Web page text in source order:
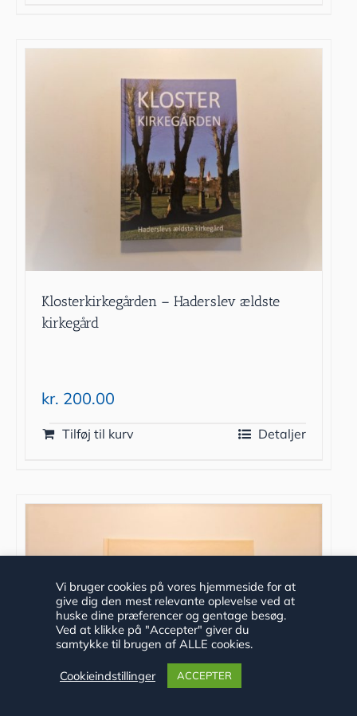
Klosterkirkegården – Haderslev ældste
kirkegård
kr. 200.00
Tilføj til kurv Detaljer
Vi bruger cookies på vores hjemmeside for at
give dig den mest relevante oplevelse ved at
huske dine præferencer og gentage besøg.
Ved at klikke på "Accepter" giver du
samtykke til brugen af ALLE cookies.
Cookieindstillinger ACCEPTER